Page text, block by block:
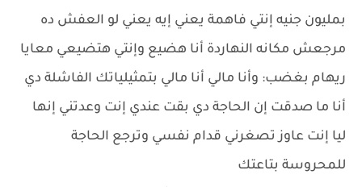
بمليون جنيه إنتي فاهمة يعني إيه يعني لو العفش ده
مرجعش مكانه النهاردة أنا هضيع وإنتي هتضيعي معايا
ريهام بغضب: وأنا مالي أنا مالي بتمثيلياتك الفاشلة دي
أنا ما صدقت إن الحاجة دي بقت عندي إنت وعدتني إنها
ليا إنت عاوز تصغرني قدام نفسي وترجع الحاجة
للمحروسة بتاعتك